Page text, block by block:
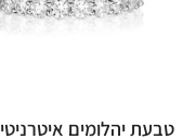
טבעת יהלומים איטרניטי